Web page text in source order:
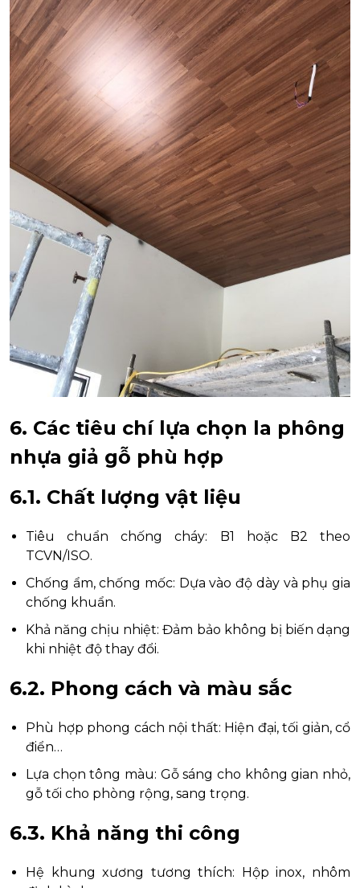
6. Các tiêu chí lựa chọn la phông
nhựa giả gỗ phù hợp
6.1. Chất lượng vật liệu
Tiêu chuẩn chống cháy: B1 hoặc B2 theo
TCVN/ISO.
Chống ẩm, chống mốc: Dựa vào độ dày và phụ gia
chống khuẩn.
Khả năng chịu nhiệt: Đảm bảo không bị biến dạng
khi nhiệt độ thay đổi.
6.2. Phong cách và màu sắc
Phù hợp phong cách nội thất: Hiện đại, tối giản, cổ
điển…
Lựa chọn tông màu: Gỗ sáng cho không gian nhỏ,
gỗ tối cho phòng rộng, sang trọng.
6.3. Khả năng thi công
Hệ khung xương tương thích: Hộp inox, nhôm